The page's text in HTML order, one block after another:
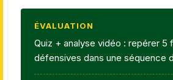
ÉVALUATION
Quiz + analyse vidéo : repérer 5
défensives dans une séquence